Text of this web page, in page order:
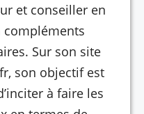
et conseiller en
Sur son site
son objectif est
à faire les